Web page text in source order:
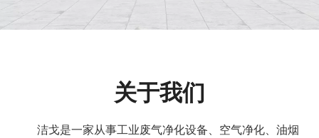
关于我们
洁戈是一家从事工业废气净化设备、空气净化、油烟